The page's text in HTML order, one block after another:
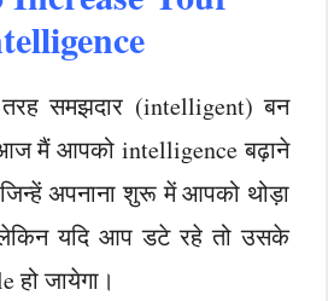
समझदार (intelligent) बन
मैं आपको intelligence बढ़ाने
अपनाना शुरू में आपको थोड़ा
यदि आप डटे रहे तो उसके
हो जायेगा।